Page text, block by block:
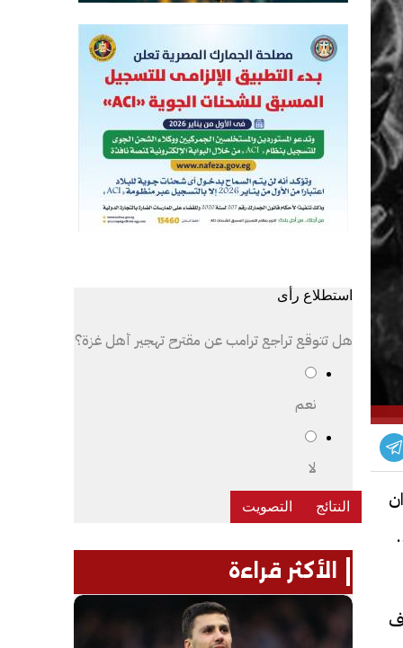
استطلاع رأى
هل تتوقع تراجع ترامب عن مقترح تهجير أهل غزة؟
نعم
لا
الأكثر قراءة